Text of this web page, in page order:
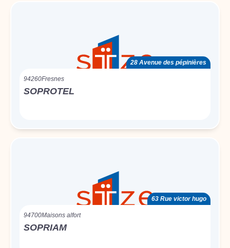
28 Avenue des pépinières
94260Fresnes
SOPROTEL
63 Rue victor hugo
94700Maisons alfort
SOPRIAM